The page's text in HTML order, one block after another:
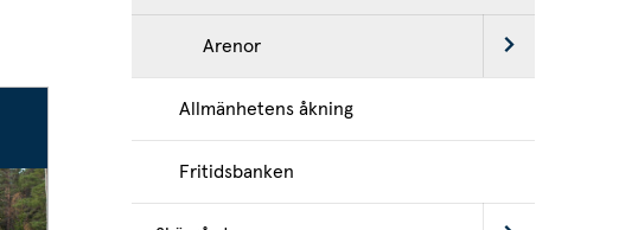
Arenor
Allmänhetens åkning
Fritidsbanken